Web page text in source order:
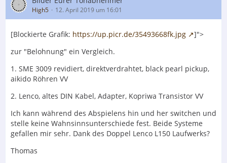
High5 12. April 2019 um 16:01
[Blockierte Grafik: https://up.picr.de/35493668fk.jpg
]">
zur "Belohnung" ein Vergleich.
1. SME 3009 revidiert, direktverdrahtet, black pearl pickup,
aikido Röhren VV
2. Lenco, altes DIN Kabel, Adapter, Kopriwa Transistor VV
Ich kann während des Abspielens hin und her switchen und
stelle keine Wahnsinnsunterschiede fest. Beide Systeme
gefallen mir sehr. Dank des Doppel Lenco L150 Laufwerks?
Thomas